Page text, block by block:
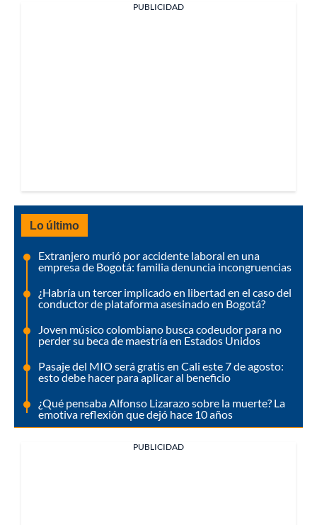
PUBLICIDAD
Lo último
Extranjero murió por accidente laboral en una
empresa de Bogotá: familia denuncia incongruencias
¿Habría un tercer implicado en libertad en el caso del
conductor de plataforma asesinado en Bogotá?
Joven músico colombiano busca codeudor para no
perder su beca de maestría en Estados Unidos
Pasaje del MIO será gratis en Cali este 7 de agosto:
esto debe hacer para aplicar al beneficio
¿Qué pensaba Alfonso Lizarazo sobre la muerte? La
emotiva reflexión que dejó hace 10 años
PUBLICIDAD